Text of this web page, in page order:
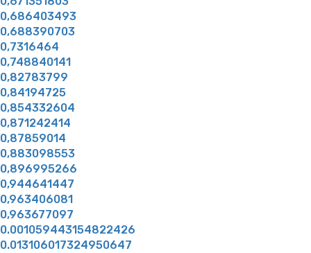
0,686403493
0,688390703
0,7316464
0,748840141
0,82783799
0,84194725
0,854332604
0,871242414
0,87859014
0,883098553
0,896995266
0,944641447
0,963406081
0,963677097
0.001059443154822426
0.013106017324950647